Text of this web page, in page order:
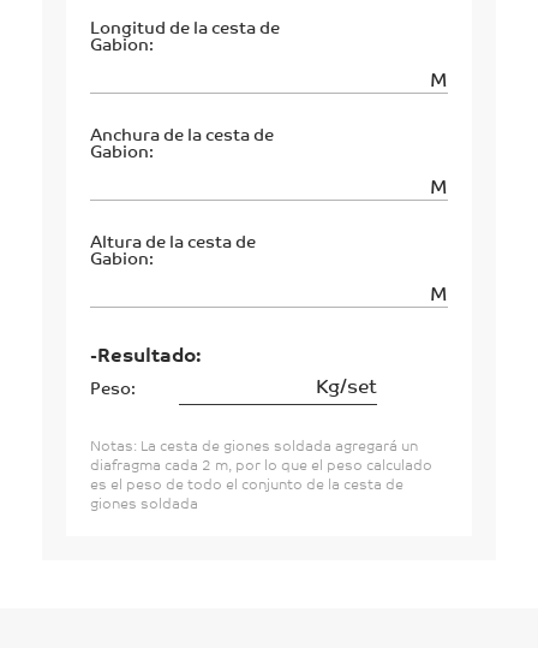
Longitud de la cesta de
Gabion:
M
Anchura de la cesta de
Gabion:
M
Altura de la cesta de
Gabion:
M
-Resultado:
Peso: Kg/set
Notas: La cesta de giones soldada agregará un
diafragma cada 2 m, por lo que el peso calculado
es el peso de todo el conjunto de la cesta de
giones soldada